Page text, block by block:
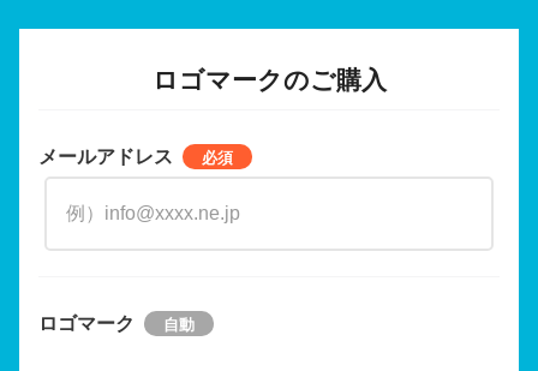
ロゴマークのご購入
メールアドレス
ロゴマーク